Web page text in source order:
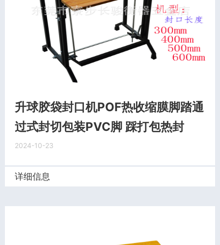
升球胶袋封口机POF热收缩膜脚踏通
过式封切包装PVC脚 踩打包热封
2024-10-23
详细信息